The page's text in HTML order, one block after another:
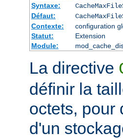
Syntaxe:
Défaut:
Contexte:
configuration
Statut:
Extension
Module:
La directive
définir la
octets, pour
d'un